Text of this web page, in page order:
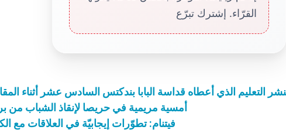
القرّاء. إشترك تبرّع
التعليم الذي أعطاه قداسة البابا بندكتس السادس عشر أثناء
أمسية مريمية في حريصا لإنقاذ الشباب من
فيتنام: تطوّرات إيجابيّة في العلاقات مع